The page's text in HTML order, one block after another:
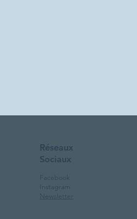
Facebook
Instagram
Newsletter
Réseaux
Sociaux